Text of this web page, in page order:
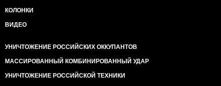
КОЛОНКИ
ВИДЕО
УНИЧТОЖЕНИЕ РОССИЙСКИХ ОККУПАНТОВ
МАССИРОВАННЫЙ КОМБИНИРОВАННЫЙ УДАР
УНИЧТОЖЕНИЕ РОССИЙСКОЙ ТЕХНИКИ